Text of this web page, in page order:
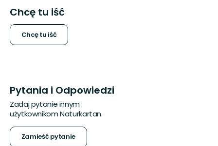
Chcę tu iść
Chcę tu iść
Pytania i Odpowiedzi
Zadaj pytanie innym
użytkownikom Naturkartan.
Zamieść pytanie